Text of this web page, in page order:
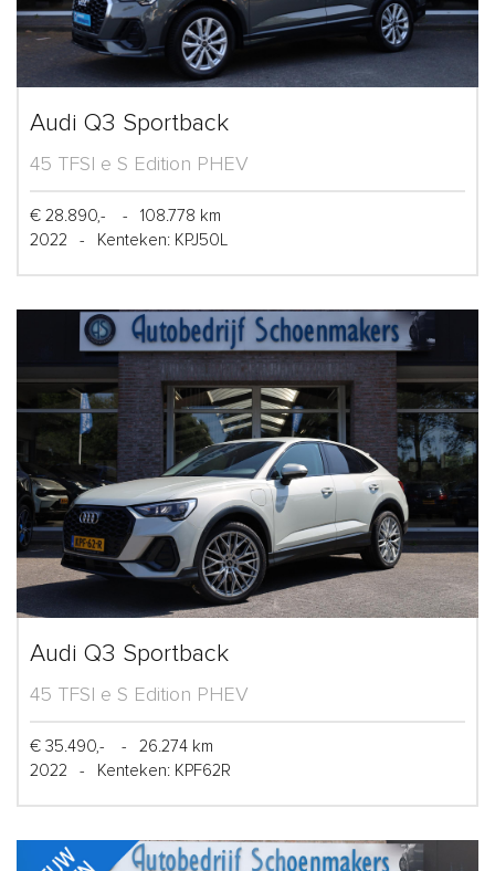
Audi Q3 Sportback
45 TFSI e S Edition PHEV
€ 28.890,- -
108.778 km
2022
- Kenteken: KPJ50L
Audi Q3 Sportback
45 TFSI e S Edition PHEV
€ 35.490,- -
26.274 km
2022
- Kenteken: KPF62R